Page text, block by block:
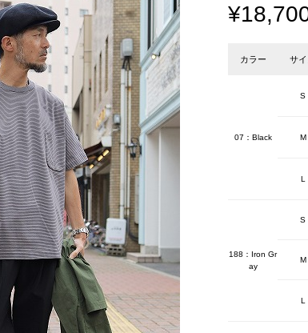
カラー サ
07：Black
S
M
L
188：Iron Gr
ay
S
M
L